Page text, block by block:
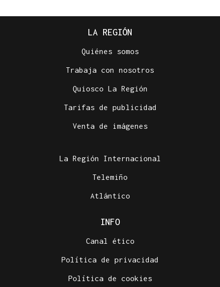
LA REGIÓN
Quiénes somos
Trabaja con nosotros
Quiosco La Región
Tarifas de publicidad
Venta de imágenes
La Región Internacional
Telemiño
Atlántico
INFO
Canal ético
Política de privacidad
Política de cookies